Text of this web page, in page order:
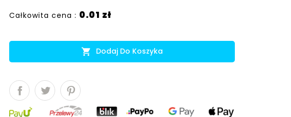
Całkowita cena : 0.01 zł
 Dodaj Do Koszyka